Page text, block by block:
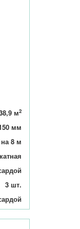
м2
мм
8 м
3 шт.